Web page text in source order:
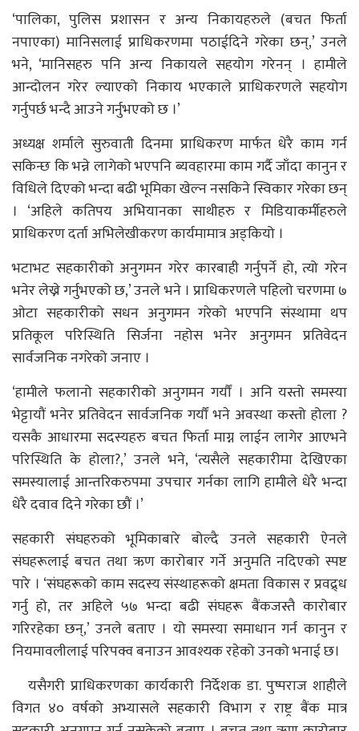
‘पालिका, पुलिस प्रशासन र अन्य निकायहरुले (बचत फिर्ता
नपाएका) मानिसलाई प्राधिकरणमा पठाईदिने गरेका छन्,’ उनले
भने, ‘मानिसहरु पनि अन्य निकायले सहयोग गरेनन् । हामीले
आन्दोलन गरेर ल्याएको निकाय भएकाले प्राधिकरणले सहयोग
गर्नुपर्छ भन्दै आउने गर्नुभएको छ ।’
अध्यक्ष शर्माले सुरुवाती दिनमा प्राधिकरण मार्फत धेरै काम गर्न
सकिन्छ कि भन्ने लागेको भएपनि ब्यवहारमा काम गर्दै जाँदा कानुन र
विधिले दिएको भन्दा बढी भूमिका खेल्न नसकिने स्विकार गरेका छन्
। ‘अहिले कतिपय अभियानका साथीहरु र मिडियाकर्मीहरुले
प्राधिकरण दर्ता अभिलेखीकरण कार्यमामात्र अड्कियो ।
भटाभट सहकारीको अनुगमन गरेर कारबाही गर्नुपर्ने हो, त्यो गरेन
भनेर लेख्ने गर्नुभएको छ,’ उनले भने । प्राधिकरणले पहिलो चरणमा ७
ओटा सहकारीको सधन अनुगमन गरेको भएपनि संस्थामा थप
प्रतिकूल परिस्थिति सिर्जना नहोस भनेर अनुगमन प्रतिवेदन
सार्वजनिक नगरेको जनाए ।
‘हामीले फलानो सहकारीको अनुगमन गर्यौं । अनि यस्तो समस्या
भेट्टायौं भनेर प्रतिवेदन सार्वजनिक गर्यौं भने अवस्था कस्तो होला ?
यसकै आधारमा सदस्यहरु बचत फिर्ता माग्न लाईन लागेर आएभने
परिस्थिति के होला?,’ उनले भने, ‘त्यसैले सहकारीमा देखिएका
समस्यालाई आन्तरिकरुपमा उपचार गर्नका लागि हामीले धेरै भन्दा
धेरै दवाव दिने गरेका छौं ।’
सहकारी संघहरुको भूमिकाबारे बोल्दै उनले सहकारी ऐनले
संघहरूलाई बचत तथा ऋण कारोबार गर्ने अनुमति नदिएको स्पष्ट
पारे । ‘संघहरूको काम सदस्य संस्थाहरूको क्षमता विकास र प्रवद्र्ध
गर्नु हो, तर अहिले ५७ भन्दा बढी संघहरू बैंकजस्तै कारोबार
गरिरहेका छन्,’ उनले बताए । यो समस्या समाधान गर्न कानुन र
नियमावलीलाई परिपक्व बनाउन आवश्यक रहेको उनको भनाई छ।
यसैगरी प्राधिकरणका कार्यकारी निर्देशक डा. पुष्पराज शाहीले
विगत ४० वर्षको अभ्यासले सहकारी विभाग र राष्ट्र बैंक मात्र